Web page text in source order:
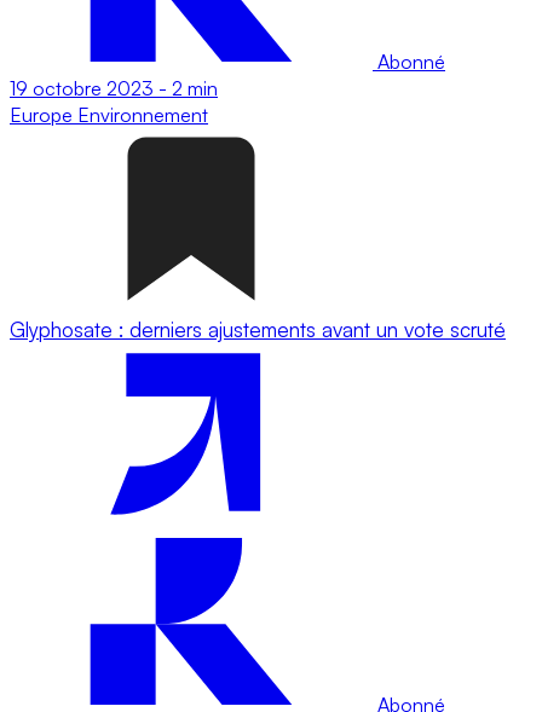
Abonné
19 octobre 2023 - 2 min
Europe Environnement
Glyphosate : derniers ajustements avant un vote scruté
Abonné